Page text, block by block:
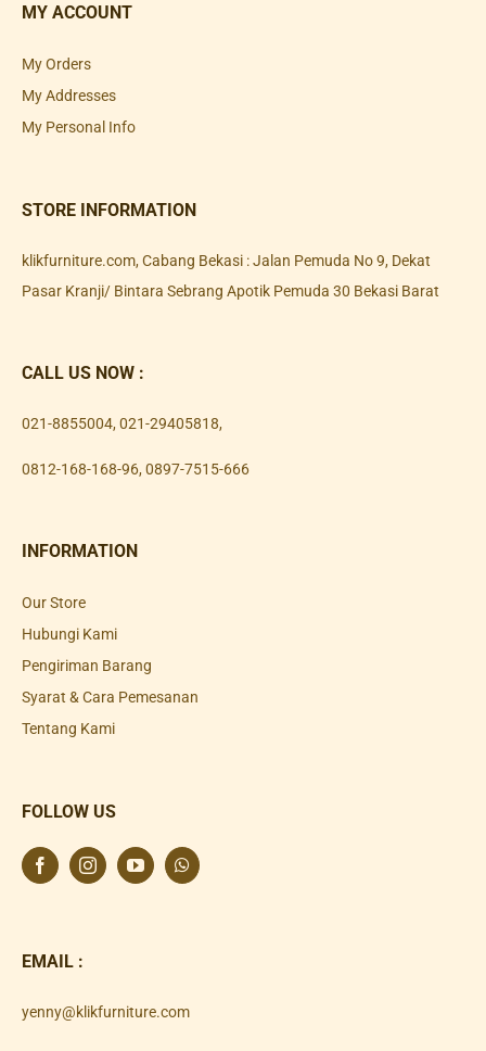
MY ACCOUNT
My Orders
My Addresses
My Personal Info
STORE INFORMATION
klikfurniture.com, Cabang Bekasi : Jalan Pemuda No 9, Dekat
Pasar Kranji/ Bintara Sebrang Apotik Pemuda 30 Bekasi Barat
CALL US NOW :
021-8855004, 021-29405818,
0812-168-168-96, 0897-7515-666
INFORMATION
Our Store
Hubungi Kami
Pengiriman Barang
Syarat & Cara Pemesanan
Tentang Kami
FOLLOW US
EMAIL :
yenny@klikfurniture.com